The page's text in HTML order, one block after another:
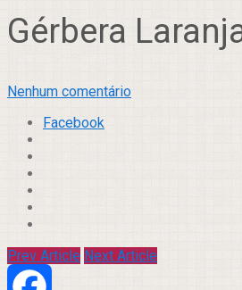
Gérbera
Nenhum comentário
Facebook
Prev Article Next Article